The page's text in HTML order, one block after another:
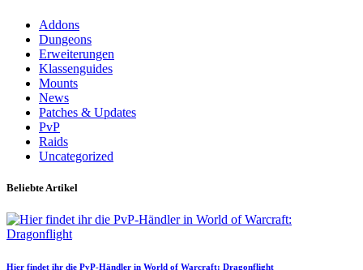
Addons
Dungeons
Erweiterungen
Klassenguides
Mounts
News
Patches & Updates
PvP
Raids
Uncategorized
Beliebte Artikel
Hier findet ihr die PvP-Händler in World of Warcraft: Dragonflight